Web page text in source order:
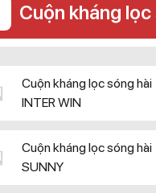
Cuộn kháng lọc
Cuộn kháng lọc sóng hài
INTER WIN
Cuộn kháng lọc sóng hài
SUNNY